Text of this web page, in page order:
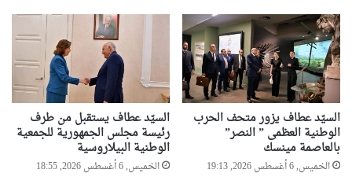
السيّد عطاف يزور متحف الحرب
الوطنية العظمى ” النصر”
بالعاصمة مينسك
الخميس, 6 أغسطس 2026, 19:13
السيّد عطاف يستقبل من طرف
رئيسة مجلس الجمهورية للجمعية
الوطنية البيلاروسية
الخميس, 6 أغسطس 2026, 18:55